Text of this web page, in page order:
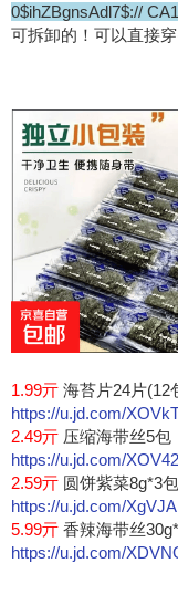
0$ihZBgnsAdl7$://
可拆卸的！可以直接
1.99亓 海苔片24片(12
https://u.jd.com/
2.49亓 压缩海带丝5包
https://u.jd.com/
2.59亓 圆饼紫菜8g*3包
https://u.jd.com/
5.99亓 香辣海带丝
https://u.jd.com/